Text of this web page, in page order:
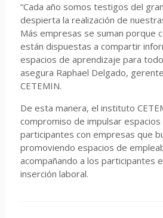
“Cada año somos testigos del
despierta la realización de
Más empresas se suman porque
están dispuestas a compartir
espacios de aprendizaje para
asegura Raphael Delgado,
CETEMIN.
De esta manera, el instituto
compromiso de impulsar
participantes con empresas que
promoviendo espacios de
acompañando a los participantes
inserción laboral.